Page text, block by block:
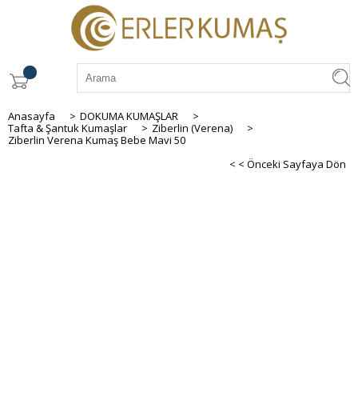
Anasayfa > DOKUMA KUMAŞLAR
>
Tafta & Şantuk Kumaşlar
> Ziberlin (Verena)
>
Ziberlin Verena Kumaş Bebe Mavi 50
< < Önceki Sayfaya Dön